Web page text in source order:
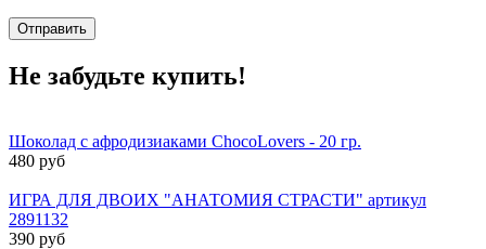
Отправить
Не забудьте купить!
Шоколад с афродизиаками ChocoLovers - 20 гр.
480 руб
ИГРА ДЛЯ ДВОИХ "АНАТОМИЯ СТРАСТИ" артикул
2891132
390 руб